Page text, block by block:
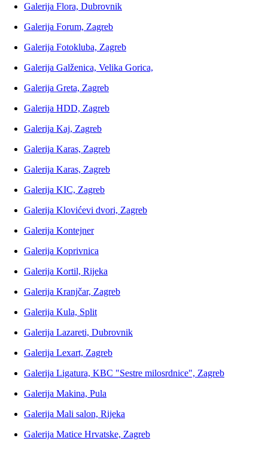
Galerija Flora, Dubrovnik
Galerija Forum, Zagreb
Galerija Fotokluba, Zagreb
Galerija Galženica, Velika Gorica,
Galerija Greta, Zagreb
Galerija HDD, Zagreb
Galerija Kaj, Zagreb
Galerija Karas, Zagreb
Galerija Karas, Zagreb
Galerija KIC, Zagreb
Galerija Klovićevi dvori, Zagreb
Galerija Kontejner
Galerija Koprivnica
Galerija Kortil, Rijeka
Galerija Kranjčar, Zagreb
Galerija Kula, Split
Galerija Lazareti, Dubrovnik
Galerija Lexart, Zagreb
Galerija Ligatura, KBC "Sestre milosrdnice", Zagreb
Galerija Makina, Pula
Galerija Mali salon, Rijeka
Galerija Matice Hrvatske, Zagreb